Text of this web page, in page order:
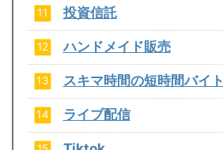
投資信託
ハンドメイド販売
スキマ時間の短時間バイト
ライブ配信